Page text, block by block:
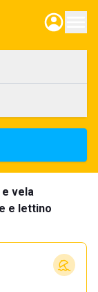
vela
e lettino